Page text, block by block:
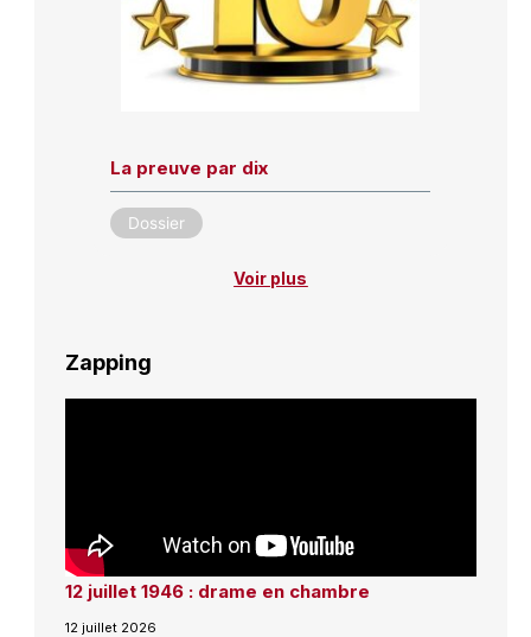
La preuve par dix
Dossier
Voir plus
Zapping
12 juillet 1946 : drame en chambre
12 juillet 2026